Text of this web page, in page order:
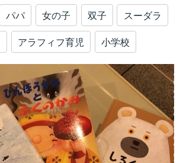
パパ 女の子 双子 スーダラ
アラフィフ育児 小学校